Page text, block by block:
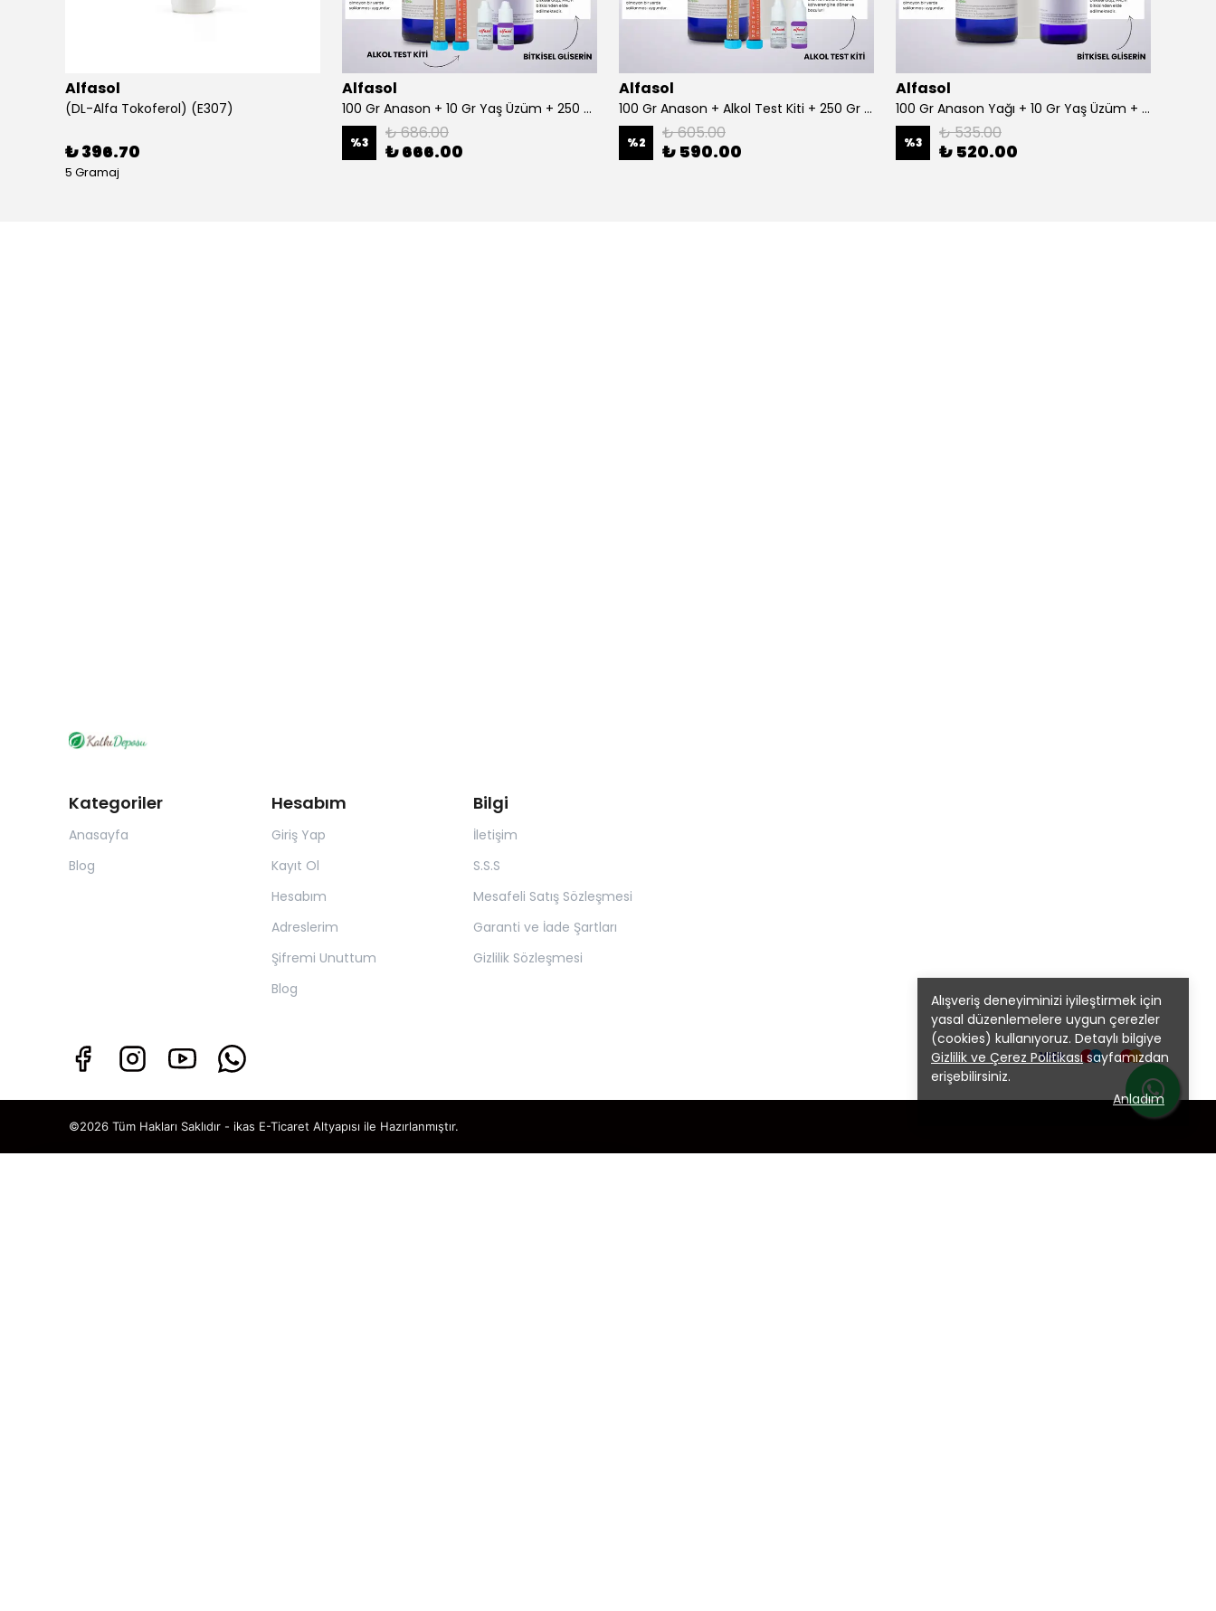
Alışveriş deneyiminizi iyileştirmek için
yasal düzenlemelere uygun çerezler
(cookies) kullanıyoruz. Detaylı bilgiye
Gizlilik ve Çerez Politikası sayfamızdan
erişebilirsiniz.
Anladım
Alfasol
(DL-Alfa Tokoferol) (E307)
₺ 396.70
5 Gramaj
Alfasol
100 Gr Anason + 10 Gr Yaş Üzüm + 250 Gr Gliserin + Alkol Test Kiti
%3 ₺ 686.00
₺ 666.00
Alfasol
100 Gr Anason + Alkol Test Kiti + 250 Gr Gliserin
%2 ₺ 605.00
₺ 590.00
Alfasol
100 Gr Anason Yağı + 10 Gr Yaş Üzüm + 250 Gr Gliserin
%3 ₺ 535.00
₺ 520.00
Kategoriler
Anasayfa
Blog
Hesabım
Giriş Yap
Kayıt Ol
Hesabım
Adreslerim
Şifremi Unuttum
Blog
Bilgi
İletişim
S.S.S
Mesafeli Satış Sözleşmesi
Garanti ve İade Şartları
Gizlilik Sözleşmesi
©2026 Tüm Hakları Saklıdır - ikas E-Ticaret Altyapısı ile Hazırlanmıştır.